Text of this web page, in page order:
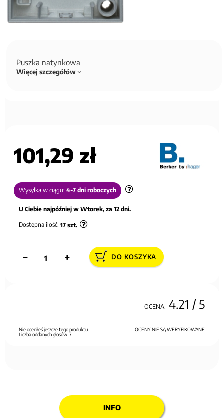
Puszka natynkowa
Więcej szczegółów
101,29 zł
Wysyłka w ciągu: 4-7 dni roboczych
U Ciebie najpóźniej w Wtorek, za 12 dni.
Dostępna ilość: 17 szt.
DO KOSZYKA
OCENA: 4.21 / 5
OCENY NIE SĄ WERYFIKOWANE
Nie oceniłeś jeszcze tego produktu.
Liczba oddanych głosów:7
INFO